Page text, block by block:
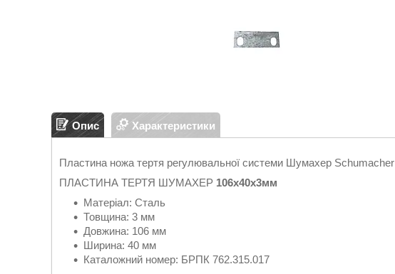
Опис Характеристики
Пластина ножа тертя регулювальної системи Шумахер Schumacher
ПЛАСТИНА ТЕРТЯ ШУМАХЕР 106х40х3мм
Матеріал: Сталь
Товщина: 3 мм
Довжина: 106 мм
Ширина: 40 мм
Каталожний номер: БРПК 762.315.017